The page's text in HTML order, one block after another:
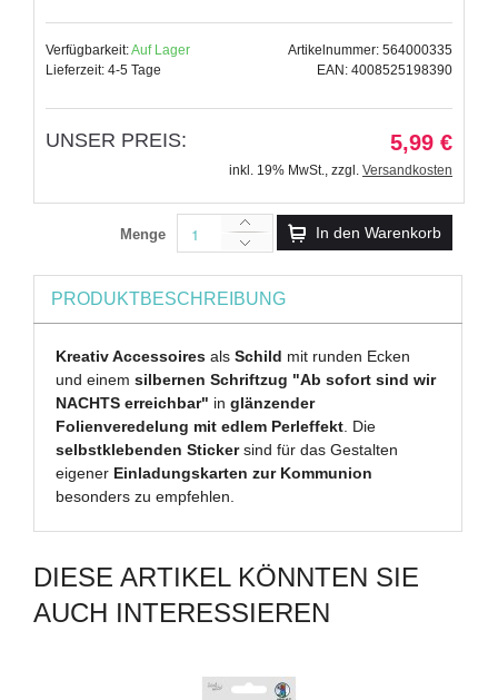
Verfügbarkeit:Auf Lager
Lieferzeit: 4-5 Tage
Artikelnummer: 564000335
EAN: 4008525198390
UNSER PREIS: 5,99 €
inkl. 19% MwSt., zzgl. Versandkosten
Menge In den Warenkorb
PRODUKTBESCHREIBUNG
Kreativ Accessoires alsSchild mit runden Ecken
und einemsilbernen Schriftzug "Ab sofort sind wir
NACHTS erreichbar" inglänzender
Folienveredelung mit edlem Perleffekt. Die
selbstklebenden Stickersind für das Gestalten
eigener Einladungskarten zur Kommunion
besonders zu empfehlen.
DIESE ARTIKEL KÖNNTEN SIE
AUCH INTERESSIEREN